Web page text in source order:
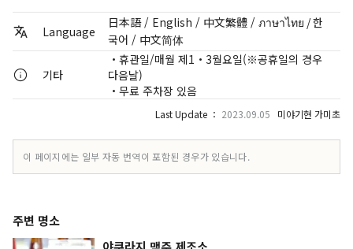
Language
日本語 / English / 中文繁體 / ภาษาไทย / 한
국어 / 中文简体
기타
・휴관일/매월 제1・3월요일(※공휴일의 경우
다음날)
・무료 주차장 있음
Last Update ： 2023.09.05 미야기현 가미초
이 페이지에는 일부 자동 번역이 포함된 경우가 있습니다.
주변 명소